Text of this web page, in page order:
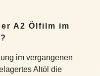
A2 Ölfilm im
im vergangenen
Altöl die